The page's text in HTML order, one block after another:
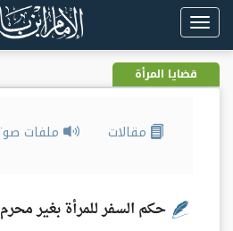
Toggle
navigation
قضايا المرأة
مقالات ملفات
حكم السفر للمرأة بغير محرم